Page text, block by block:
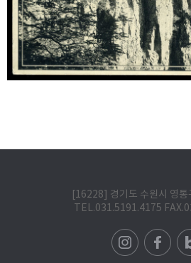
[16228] 경기도 수원시 영통
TEL.031.5191.4175